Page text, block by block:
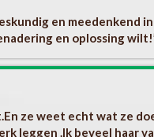
en meedenkend
en oplossing
ze weet echt wat ze
leggen .Ik beveel haar